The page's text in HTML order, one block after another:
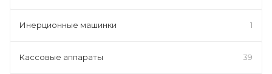
Инерционные машинки 1
Кассовые аппараты 39